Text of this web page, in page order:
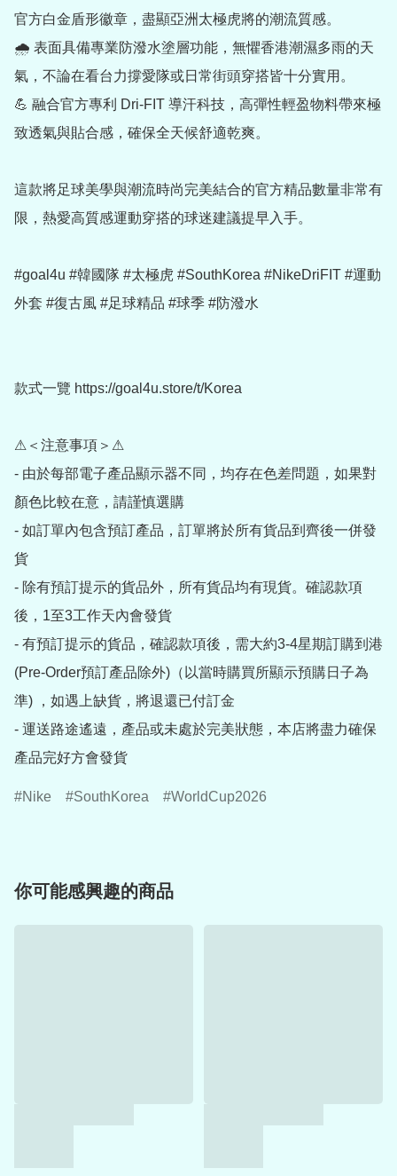
官方白金盾形徽章，盡顯亞洲太極虎將的潮流質感。
🌧️ 表面具備專業防潑水塗層功能，無懼香港潮濕多雨的天
氣，不論在看台力撐愛隊或日常街頭穿搭皆十分實用。
💪 融合官方專利 Dri-FIT 導汗科技，高彈性輕盈物料帶來極
致透氣與貼合感，確保全天候舒適乾爽。
這款將足球美學與潮流時尚完美結合的官方精品數量非常有
限，熱愛高質感運動穿搭的球迷建議提早入手。
#goal4u #韓國隊 #太極虎 #SouthKorea #NikeDriFIT #運動
外套 #復古風 #足球精品 #球季 #防潑水
款式一覽 https://goal4u.store/t/Korea
⚠＜注意事項＞⚠
- 由於每部電子產品顯示器不同，均存在色差問題，如果對
顏色比較在意，請謹慎選購
- 如訂單內包含預訂產品，訂單將於所有貨品到齊後一併發
貨
- 除有預訂提示的貨品外，所有貨品均有現貨。確認款項
後，1至3工作天內會發貨
- 有預訂提示的貨品，確認款項後，需大約3-4星期訂購到港
(Pre-Order預訂產品除外)（以當時購買所顯示預購日子為
準) ，如遇上缺貨，將退還已付訂金
- 運送路途遙遠，產品或未處於完美狀態，本店將盡力確保
產品完好方會發貨
Nike SouthKorea WorldCup2026
你可能感興趣的商品